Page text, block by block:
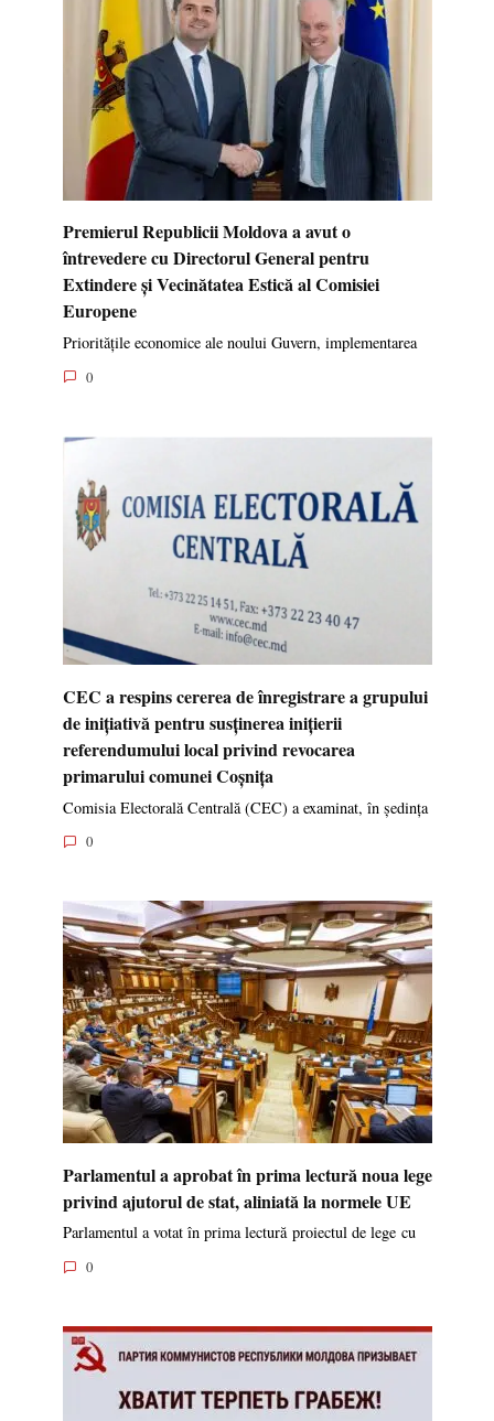
Premierul Republicii Moldova a avut o
întrevedere cu Directorul General pentru
Extindere și Vecinătatea Estică al Comisiei
Europene
Prioritățile economice ale noului Guvern, implementarea
0
CEC a respins cererea de înregistrare a grupului
de inițiativă pentru susținerea inițierii
referendumului local privind revocarea
primarului comunei Coșnița
Comisia Electorală Centrală (CEC) a examinat, în ședința
0
Parlamentul a aprobat în prima lectură noua lege
privind ajutorul de stat, aliniată la normele UE
Parlamentul a votat în prima lectură proiectul de lege cu
0